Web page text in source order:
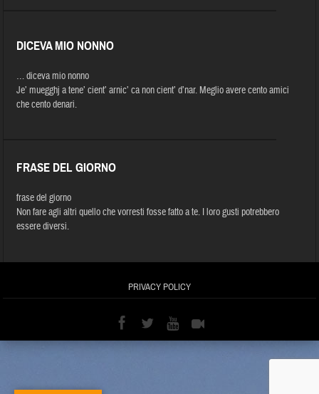
DICEVA MIO NONNO
… diceva mio nonno
Je’ muegghj a tene’ cient’ arnic’ ca non cient’ d’nar. Meglio avere cento amici
che cento denari.
FRASE DEL GIORNO
frase del giorno
Non fare agli altri quello che vorresti fosse fatto a te. I loro gusti potrebbero
essere diversi.
PRIVACY POLICY